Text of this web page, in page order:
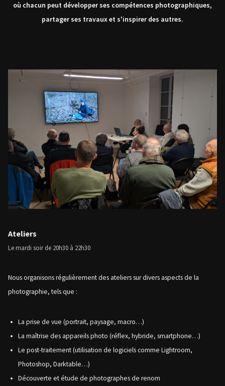
où chacun peut développer ses compétences photographiques,
partager ses travaux et s'inspirer des autres.
Ateliers
Le mardi soir de 20h30 à 22h30
Nous organisons régulièrement des ateliers sur divers aspects de la
photographie, tels que :
La prise de vue (portrait, paysage, macro…)
La maîtrise des appareils photo (réflex, hybride, smartphone…)
Le post-traitement (utilisation de logiciels comme Lightroom,
Photoshop, Darktable…)
Découverte et étude de photographes de renom